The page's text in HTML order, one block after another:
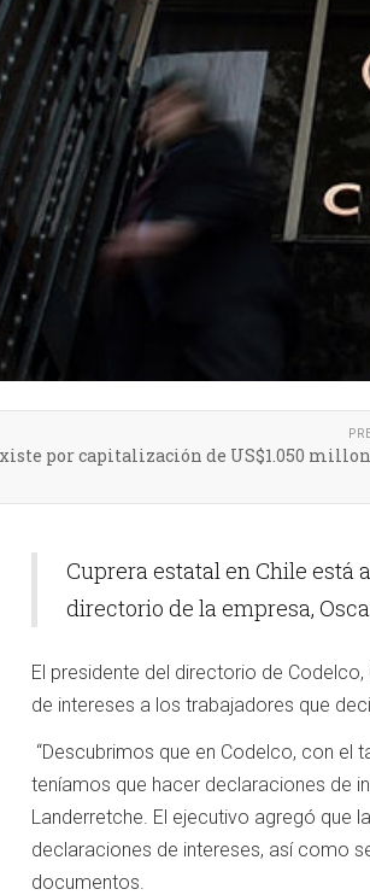
por capitalización de US$1.050
Cuprera estatal en Chile está
directorio de la empresa,
El presidente del directorio de
de intereses a los trabajadores que
“Descubrimos que en Codelco, con el
teníamos que hacer declaraciones de
Landerretche. El ejecutivo agregó que
declaraciones de intereses, así como
documentos.